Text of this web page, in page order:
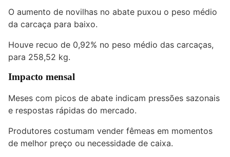
O aumento de novilhas no abate puxou o peso médio
da carcaça para baixo.
Houve recuo de 0,92% no peso médio das carcaças,
para 258,52 kg.
Impacto mensal
Meses com picos de abate indicam pressões sazonais
e respostas rápidas do mercado.
Produtores costumam vender fêmeas em momentos
de melhor preço ou necessidade de caixa.